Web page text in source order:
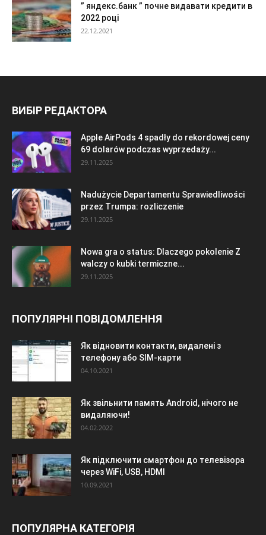
” яндекс.банк ” почне видавати кредити в
2022 році
22.12.2021
ВИБІР РЕДАКТОРА
Apple AirPods 4 spadły do rekordowej ceny
69 dolarów podczas wyprzedaży...
29.11.2025
Nadużycie Departamentu Sprawiedliwości
przez Trumpa: rozliczenie
29.11.2025
Nowa gra o status: Dlaczego pokolenie Z
walczy o kubki termiczne...
29.11.2025
ПОПУЛЯРНІ ПОВІДОМЛЕННЯ
Як відновити контакти, видалені з
телефону або SIM-карти
04.10.2021
Як звільнити память Android, нічого не
видаляючи!
04.02.2022
Як підключити смартфон до телевізора
через WiFi, USB, HDMI
10.09.2021
ПОПУЛЯРНА КАТЕГОРІЯ